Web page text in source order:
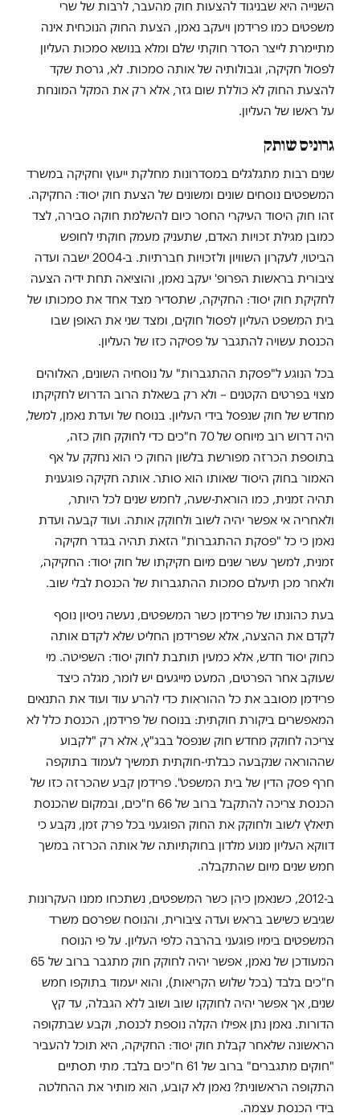
השנייה היא שבניגוד להצעות חוק מהעבר, לרבות של שרי
משפטים כמו פרידמן ויעקב נאמן, הצעת החוק הנוכחית אינה
מתיימרת לייצר הסדר חוקתי שלם ומלא בנושא סמכות העליון
לפסול חקיקה, וגבולותיה של אותה סמכות. לא, גרסת שקד
להצעת החוק לא כוללת שום גזר, אלא רק את המקל המונחת
על ראשו של העליון.
גרוניס שותק
שנים רבות מתגלגלים במסדרונות מחלקת ייעוץ וחקיקה במשרד
המשפטים נוסחים שונים ומשונים של הצעת חוק יסוד: החקיקה.
זהו חוק היסוד העיקרי החסר כיום להשלמת חוקה סבירה, לצד
כמובן מגילת זכויות האדם, שתעניק מעמק חוקתי לחופש
הביטוי, לעקרון השוויון ולזכויות חברתיות. ב-2004 ישבה ועדה
ציבורית בראשות הפרופ' יעקב נאמן, והוציאה תחת ידיה הצעה
לחקיקת חוק יסוד: החקיקה, שתסדיר מצד אחד את סמכותו של
בית המשפט העליון לפסול חוקים, ומצד שני את האופן שבו
הכנסת עשויה להתגבר על פסיקה כזו של העליון.
בכל הנוגע ל"פסקת ההתגברות" על נוסחיה השונים, האלוהים
מצוי בפרטים הקטנים – ולא רק בשאלת הרוב הדרוש לחקיקתו
מחדש של חוק שנפסל בידי העליון. בנוסח של ועדת נאמן, למשל,
היה דרוש רוב מיוחס של 70 ח"כים כדי לחוקק חוק כזה,
בתוספת הכרזה מפורשת בלשון החוק כי הוא נחקק על אף
האמור בחוק היסוד שאותו הוא סותר. אותה חקיקה פוגענית
תהיה זמנית, כמו הוראת-שעה, לחמש שנים לכל היותר,
ולאחריה אי אפשר יהיה לשוב ולחוקק אותה. ועוד קבעה ועדת
נאמן כי כל "פסקת ההתגברות" הזאת תהיה בגדר חקיקה
זמנית, למשך עשר שנים מיום חקיקתו של חוק יסוד: החקיקה,
ולאחר מכן תיעלם סמכות ההתגברות של הכנסת לבלי שוב.
בעת כהונתו של פרידמן כשר המשפטים, נעשה ניסיון נוסף
לקדם את ההצעה, אלא שפרידמן החליט שלא לקדם אותה
כחוק יסוד חדש, אלא כמעין תותבת לחוק יסוד: השפיטה. מי
שעוקב אחר הפרטים, המעט מייגעים יש לומר, מגלה כיצד
פרידמן מסובב את כל ההוראות כדי להרע עוד ועוד את התנאים
המאפשרים ביקורת חוקתית: בנוסח של פרידמן, הכנסת כלל לא
צריכה לחוקק מחדש חוק שנפסל בבג"ץ, אלא רק "לקבוע
שההוראה שנקבעה כבלתי-חוקתית תמשיך לעמוד בתוקפה
חרף פסק הדין של בית המשפט". פרידמן קבע שהכרזה כזו של
הכנסת צריכה להתקבל ברוב של 66 ח"כים, ובמקום שהכנסת
תיאלץ לשוב ולחוקק את החוק הפוגעני בכל פרק זמן, נקבע כי
דווקא העליון מנוע מלדון בחוקתיותה של אותה הכרזה במשך
חמש שנים מיום שהתקבלה.
ב-2012, כשנאמן כיהן כשר המשפטים, נשתכחו ממנו העקרונות
שגיבש כשישב בראש ועדה ציבורית, והנוסח שפרסם משרד
המשפטים בימיו פוגעני בהרבה כלפי העליון. על פי הנוסח
המעודכן של נאמן, אפשר יהיה לחוקק חוק מתגבר ברוב של 65
ח"כים בלבד (בכל שלוש הקריאות), והוא יעמוד בתוקפו חמש
שנים, אך אפשר יהיה לחוקקו שוב ושוב ללא הגבלה, עד קץ
הדורות. נאמן נתן אפילו הקלה נוספת לכנסת, וקבע שבתקופה
הראשונה שלאחר קבלת חוק יסוד: החקיקה, היא תוכל להעביר
"חוקים מתגברים" ברוב של 61 ח"כים בלבד. מתי תסתיים
התקופה הראשונית? נאמן לא קובע, הוא מותיר את ההחלטה
בידי הכנסת עצמה.